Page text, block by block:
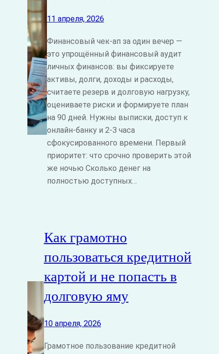
11 апреля, 2026
Финансовый чек‑ап за один вечер —
это упрощённый финансовый аудит
личных финансов: вы фиксируете
активы, долги, доходы и расходы,
считаете резерв и долговую нагрузку,
оцениваете риски и формируете план
на 90 дней. Нужны выписки, доступ к
онлайн‑банку и 2-3 часа
сфокусированного времени. Первый
приоритет: что срочно проверить этой
же ночью Сколько денег на
полностью доступных…
Как грамотно
пользоваться кредитной
картой и не попасть в
долговую яму
10 апреля, 2026
Грамотное пользование кредитной